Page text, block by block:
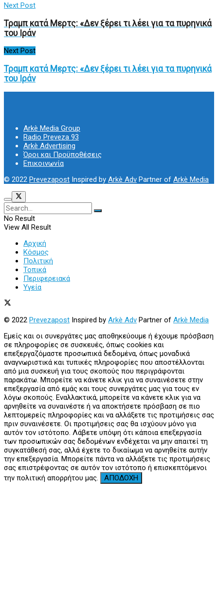
Next Post
Τραμπ κατά Μερτς: «Δεν ξέρει τι λέει για τα πυρηνικά
του Ιράν
Next Post
Τραμπ κατά Μερτς: «Δεν ξέρει τι λέει για τα πυρηνικά
του Ιράν
Arkè Media Group
Radio Preveza 93
Arkè Advertising
Όροι και Προϋποθέσεις
Επικοινωνία
© 2022 Prevezapost Inspired by Arkè Adv Partner of Arkè Media
No Result
View All Result
Αρχική
Κόσμος
Πολιτική
Τοπικά
Περιφερειακά
Υγεία
© 2022 Prevezapost Inspired by Arkè Adv Partner of Arkè Media
Εμείς και οι συνεργάτες μας αποθηκεύουμε ή έχουμε πρόσβαση
σε πληροφορίες σε συσκευές, όπως cookies και
επεξεργαζόμαστε προσωπικά δεδομένα, όπως μοναδικά
αναγνωριστικά και τυπικές πληροφορίες που αποστέλλονται
από μια συσκευή για τους σκοπούς που περιγράφονται
παρακάτω. Μπορείτε να κάνετε κλικ για να συναινέσετε στην
επεξεργασία από εμάς και τους συνεργάτες μας για τους εν
λόγω σκοπούς. Εναλλακτικά, μπορείτε να κάνετε κλικ για να
αρνηθείτε να συναινέστε ή να αποκτήσετε πρόσβαση σε πιο
λεπτομερείς πληροφορίες και να αλλάξετε τις προτιμήσεις σας
πριν συναινέσετε. Οι προτιμήσεις σας θα ισχύουν μόνο για
αυτόν τον ιστότοπο. Λάβετε υπόψη ότι κάποια επεξεργασία
των προσωπικών σας δεδομένων ενδέχεται να μην απαιτεί τη
συγκατάθεσή σας, αλλά έχετε το δικαίωμα να αρνηθείτε αυτήν
την επεξεργασία. Μπορείτε πάντα να αλλάξετε τις προτιμήσεις
σας επιστρέφοντας σε αυτόν τον ιστότοπο ή επισκεπτόμενοι
την πολιτική απορρήτου μας.
ΑΠΟΔΟΧΗ